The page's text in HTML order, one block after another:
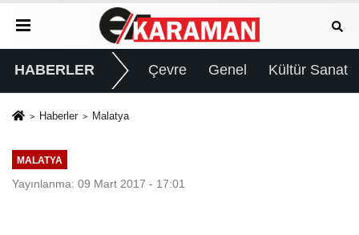
HABERLER Çevre Genel Kültür Sanat
Haberler Malatya
MALATYA
Yayınlanma: 09 Mart 2017 - 17:01